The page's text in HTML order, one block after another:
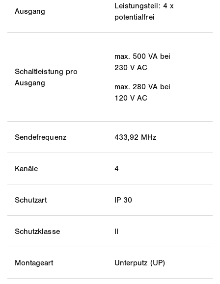
Ausgang
Leistungsteil: 4 x
potentialfrei
Schaltleistung pro
Ausgang
max. 500 VA bei
230 V AC
max. 280 VA bei
120 V AC
Sendefrequenz 433,92 MHz
Kanäle 4
Schutzart IP 30
Schutzklasse II
Montageart Unterputz (UP)